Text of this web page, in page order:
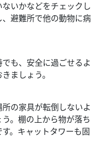
いかなどをチェックし
避難所で他の動物に病
も、安全に過ごせるよ
ましょう。
の家具が転倒しないよ
。棚の上から物が落ち
。キャットタワーも固